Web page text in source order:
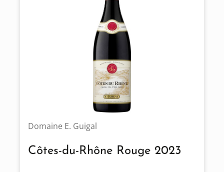
Domaine E. Guigal
Côtes-du-Rhône Rouge 2023